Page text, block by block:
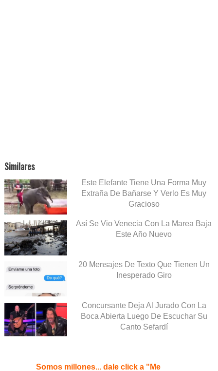
Similares
Este Elefante Tiene Una Forma Muy
Extraña De Bañarse Y Verlo Es Muy
Gracioso
Así Se Vio Venecia Con La Marea Baja
Este Año Nuevo
20 Mensajes De Texto Que Tienen Un
Inesperado Giro
Concursante Deja Al Jurado Con La
Boca Abierta Luego De Escuchar Su
Canto Sefardí
Somos millones... dale click a "Me